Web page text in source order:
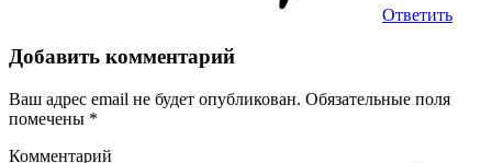
Ответить
Добавить комментарий
Ваш адрес email не будет опубликован. Обязательные поля
помечены *
Комментарий